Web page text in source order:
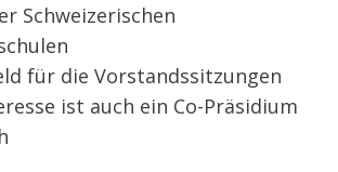
Schweizerischen
für die Vorstandssitzungen
ist auch ein Co-Präsidium